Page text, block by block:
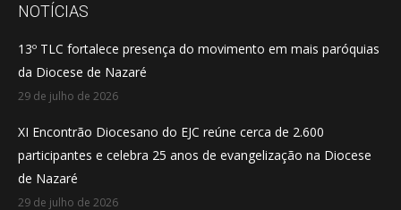
opens
new
window
opens
new
window
opens
new
window
NOTÍCIAS
13º TLC fortalece presença do movimento em mais paróquias
da Diocese de Nazaré
29 de julho de 2026
XI Encontrão Diocesano do EJC reúne cerca de 2.600
participantes e celebra 25 anos de evangelização na Diocese
de Nazaré
29 de julho de 2026